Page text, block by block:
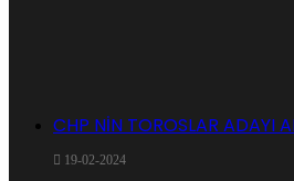
CHP NİN TOROSLAR ADAYI
19-02-2024